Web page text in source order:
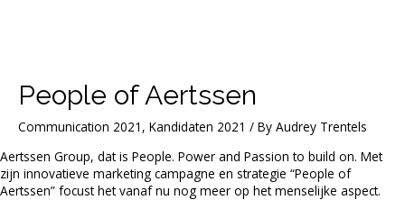
People of Aertssen
Communication 2021 , Kandidaten 2021 / By Audrey Trentels
Aertssen Group, dat is People. Power and Passion to build on. Met
zijn innovatieve marketing campagne en strategie “People of
Aertssen” focust het vanaf nu nog meer op het menselijke aspect.